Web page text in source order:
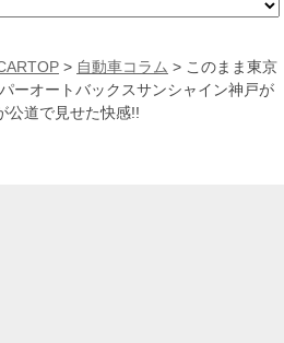
> 自動車コラム > このまま東京
ーオートバックスサンシャイン神戸が
公道で見せた快感!!